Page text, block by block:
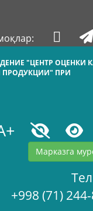
"ЦЕНТР ОЦЕНКИ
ПРОДУКЦИИ" ПРИ
Марказга
+998 (71)